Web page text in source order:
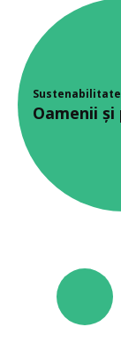
Sustenabilitate
Oamenii